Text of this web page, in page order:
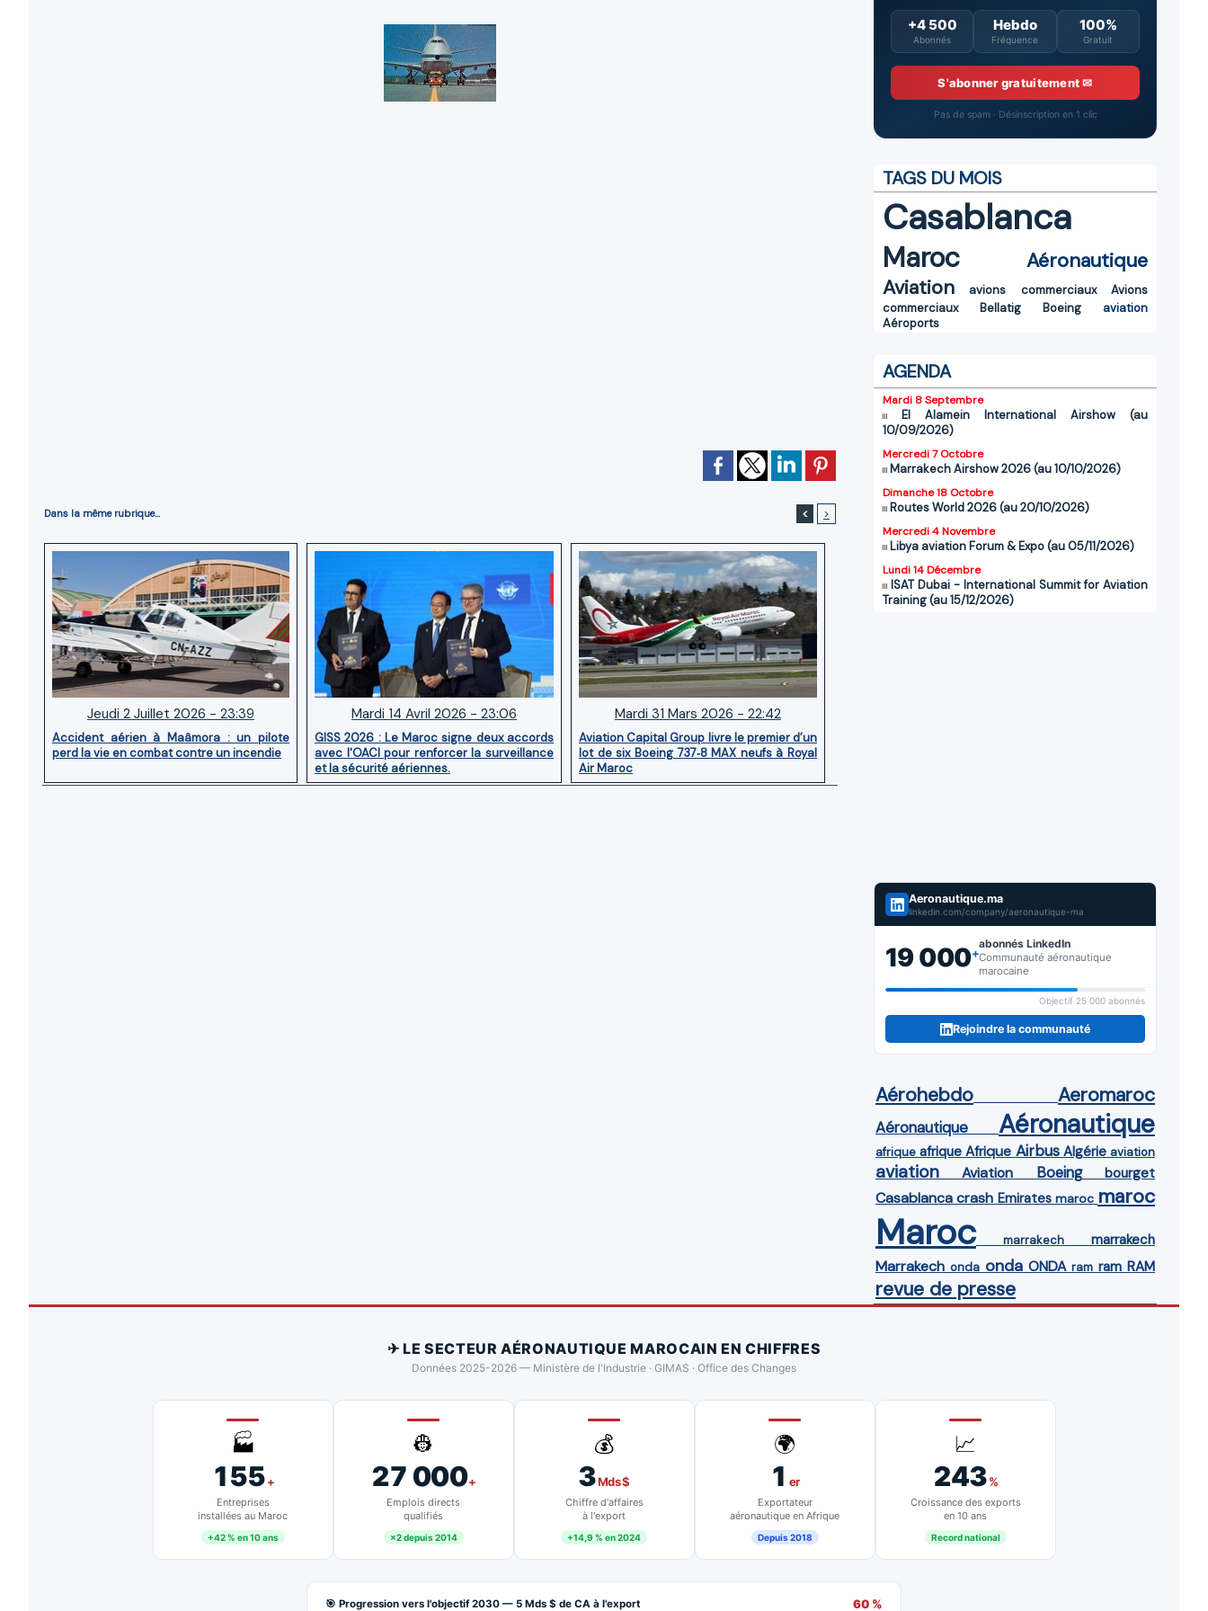
Dans la même rubrique... < >
Jeudi 2 Juillet 2026 - 23:39
Accident aérien à Maâmora : un pilote
perd la vie en combat contre un incendie
Mardi 14 Avril 2026 - 23:06
GISS 2026 : Le Maroc signe deux accords
avec l'OACI pour renforcer la surveillance
et la sécurité aériennes.
Mardi 31 Mars 2026 - 22:42
Aviation Capital Group livre le premier d’un
lot de six Boeing 737‑8 MAX neufs à Royal
Air Maroc
+4 500
Abonnés
Hebdo
Fréquence
100%
Gratuit
S'abonner gratuitement ✉
Pas de spam · Désinscription en 1 clic
TAGS DU MOIS
Casablanca
Maroc
Aéronautique
Aviation
avions commerciaux
Avions
commerciaux
Bellatig Boeing
aviation
Aéroports
AGENDA
Mardi 8 Septembre
El Alamein International Airshow (au
10/09/2026)
Mercredi 7 Octobre
Marrakech Airshow 2026 (au 10/10/2026)
Dimanche 18 Octobre
Routes World 2026 (au 20/10/2026)
Mercredi 4 Novembre
Libya aviation Forum & Expo (au 05/11/2026)
Lundi 14 Décembre
ISAT Dubai - International Summit for Aviation
Training (au 15/12/2026)
Aeronautique.ma
linkedin.com/company/aeronautique-ma
19 000+
abonnés LinkedIn
Communauté aéronautique
marocaine
Objectif 25 000 abonnés
Rejoindre la communauté
Aérohebdo Aeromaroc
Aéronautique Aéronautique
afrique afrique Afrique Airbus Algérie aviation
aviation Aviation Boeing bourget
Casablanca crash Emirates maroc maroc
Maroc marrakech marrakech
Marrakech onda onda ONDA ram ram RAM
revue de presse
✈ LE SECTEUR AÉRONAUTIQUE MAROCAIN EN CHIFFRES
Données 2025-2026 — Ministère de l'Industrie · GIMAS · Office des Changes
🏭
155+
Entreprises
installées au Maroc
+42 % en 10 ans
👷
27 000+
Emplois directs
qualifiés
×2 depuis 2014
💰
3Mds $
Chiffre d'affaires
à l'export
+14,9 % en 2024
🌍
1 er
Exportateur
aéronautique en Afrique
Depuis 2018
📈
243%
Croissance des exports
en 10 ans
Record national
🎯 Progression vers l'objectif 2030 — 5 Mds $ de CA à l'export 60 %